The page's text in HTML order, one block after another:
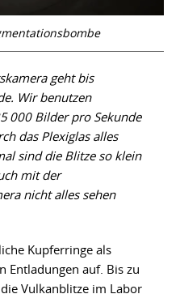
geht bis
Wir benutzen
000 Bilder pro Sekunde
das Plexiglas alles
sind die Blitze so klein
mit der
nicht alles sehen
Kupferringe als
Entladungen auf. Bis zu
Vulkanblitze im Labor